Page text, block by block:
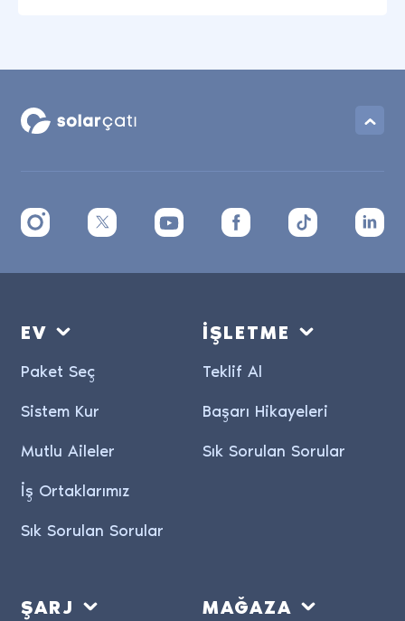
EV
Paket Seç
Sistem Kur
Mutlu Aileler
İş Ortaklarımız
Sık Sorulan Sorular
İŞLETME
Teklif Al
Başarı Hikayeleri
Sık Sorulan Sorular
ŞARJ MAĞAZA